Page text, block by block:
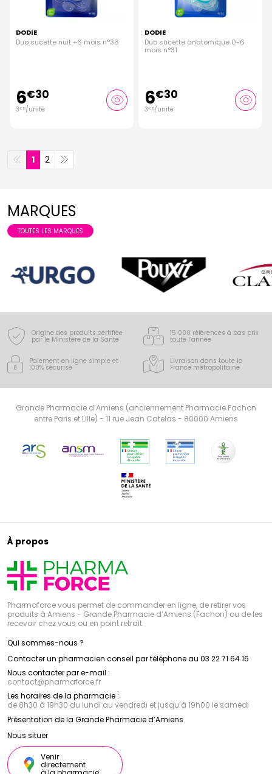
DODIE
Duo sucette nuit +6 mois n°36
6€30
3€ 15/unité
DODIE
Duo sucette anatomique 0-6
mois n°31
6€30
3€ 15/unité
1 2
MARQUES
TOUTES LES MARQUES
Origine des produits certifiée
par le Ministère de la Santé
15 000 références à bas prix
toute l’année
Paiement en ligne simple et
100% sécurisé
Livraison dans toute la
France métropolitaine
Grande Pharmacie d’Amiens (anciennement Pharmacie Fachon
entre Paris et Lille) - 11 rue Jean Catelas - 80000 Amiens
À propos
Pharmaforce vous permet de commander en ligne, de retirer vos
produits à Amiens - Grande Pharmacie d’Amiens (Fachon) ou de les
recevoir chez vous ou en point retrait
Qui sommes-nous ?
Contacter un pharmacien conseil par téléphone au 03 22 71 64 16
Nous contacter par e-mail :
contact@pharmaforce.fr
Les horaires de la pharmacie :
de 8h30 à 19h30 du lundi au vendredi et jusqu’à 19h00 le samedi
Présentation de la Grande Pharmacie d’Amiens
Nous situer
Venir
directement